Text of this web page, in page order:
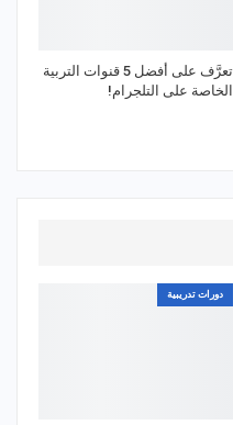
تعرَّف على أفضل 5 قنوات التربية
الخاصة على التلجرام!
دورات تدريبية